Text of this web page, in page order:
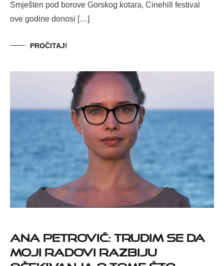
Smješten pod borove Gorskog kotara, Cinehill festival
ove godine donosi […]
PROČITAJ!
Ana Petrović: Trudim se da
moji radovi razbiju